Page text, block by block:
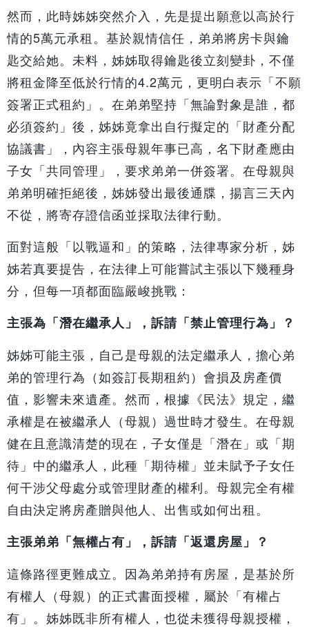
然而，此時姊姊突然介入，先是提出願意以高於行
情的5萬元承租。基於親情信任，弟弟將房卡與鑰
匙交給她。未料，姊姊取得鑰匙後立刻變卦，不僅
將租金降至低於行情的4.2萬元，更明白表示「不願
簽署正式租約」。在弟弟堅持「無論對象是誰，都
必須簽約」後，姊姊竟拿出自行擬定的「財產分配
協議書」，內容主張母親年事已高，名下財產應由
子女「共同管理」，要求弟弟一併簽署。在母親與
弟弟明確拒絕後，姊姊發出最後通牒，揚言三天內
不從，將寄存證信函並採取法律行動。
面對這般「以戰逼和」的策略，法律專家分析，姊
姊若真要提告，在法律上可能嘗試主張以下幾種身
分，但每一項都面臨嚴峻挑戰：
主張為「潛在繼承人」，訴請「禁止管理行為」？
姊姊可能主張，自己是母親的法定繼承人，擔心弟
弟的管理行為（如簽訂長期租約）會損及房產價
值，影響未來遺產。然而，根據《民法》規定，繼
承權是在被繼承人（母親）過世時才發生。在母親
健在且意識清楚的現在，子女僅是「潛在」或「期
待」中的繼承人，此種「期待權」並未賦予子女任
何干涉父母處分或管理財產的權利。母親完全有權
自由決定將房產贈與他人、出售或如何出租。
主張弟弟「無權占有」，訴請「返還房屋」？
這條路徑更難成立。因為弟弟持有房屋，是基於所
有權人（母親）的正式書面授權，屬於「有權占
有」。姊姊既非所有權人，也從未獲得母親授權，